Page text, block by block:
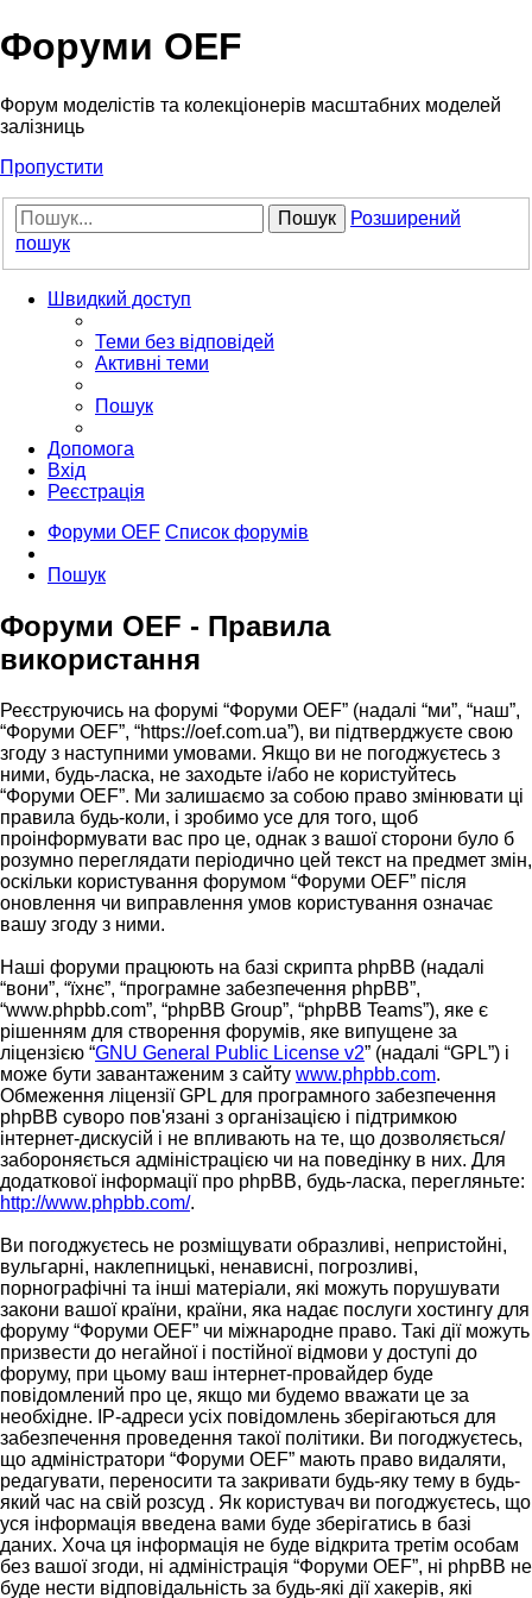
Форуми OEF
Форум моделістів та колекціонерів масштабних моделей
залізниць
Пропустити
Пошук
Розширений
пошук
Швидкий доступ
Теми без відповідей
Активні теми
Пошук
Допомога
Вхід
Реєстрація
Форуми OEF Список форумів
Пошук
Форуми OEF - Правила
використання
Реєструючись на форумі “Форуми OEF” (надалі “ми”, “наш”,
“Форуми OEF”, “https://oef.com.ua”), ви підтверджуєте свою
згоду з наступними умовами. Якщо ви не погоджуєтесь з
ними, будь-ласка, не заходьте і/або не користуйтесь
“Форуми OEF”. Ми залишаємо за собою право змінювати ці
правила будь-коли, і зробимо усе для того, щоб
проінформувати вас про це, однак з вашої сторони було б
розумно переглядати періодично цей текст на предмет змін,
оскільки користування форумом “Форуми OEF” після
оновлення чи виправлення умов користування означає
вашу згоду з ними.
Наші форуми працюють на базі скрипта phpBB (надалі
“вони”, “їхнє”, “програмне забезпечення phpBB”,
“www.phpbb.com”, “phpBB Group”, “phpBB Teams”), яке є
рішенням для створення форумів, яке випущене за
ліцензією “GNU General Public License v2” (надалі “GPL”) і
може бути завантаженим з сайту www.phpbb.com.
Обмеження ліцензії GPL для програмного забезпечення
phpBB суворо пов'язані з організацією і підтримкою
інтернет-дискусій і не впливають на те, що дозволяється/
забороняється адміністрацією чи на поведінку в них. Для
додаткової інформації про phpBB, будь-ласка, перегляньте:
http://www.phpbb.com/.
Ви погоджуєтесь не розміщувати образливі, непристойні,
вульгарні, наклепницькі, ненависні, погрозливі,
порнографічні та інші матеріали, які можуть порушувати
закони вашої країни, країни, яка надає послуги хостингу для
форуму “Форуми OEF” чи міжнародне право. Такі дії можуть
призвести до негайної і постійної відмови у доступі до
форуму, при цьому ваш інтернет-провайдер буде
повідомлений про це, якщо ми будемо вважати це за
необхідне. IP-адреси усіх повідомлень зберігаються для
забезпечення проведення такої політики. Ви погоджуєтесь,
що адміністратори “Форуми OEF” мають право видаляти,
редагувати, переносити та закривати будь-яку тему в будь-
який час на свій розсуд . Як користувач ви погоджуєтесь, що
уся інформація введена вами буде зберігатись в базі
даних. Хоча ця інформація не буде відкрита третім особам
без вашої згоди, ні адміністрація “Форуми OEF”, ні phpBB не
буде нести відповідальність за будь-які дії хакерів, які